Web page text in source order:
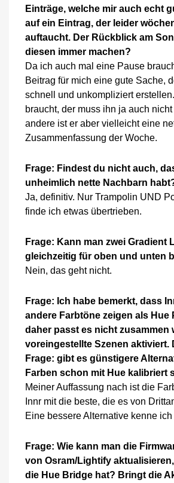
Einträge, welche mir auch echt
auf ein Eintrag, der leider
auftaucht. Der Rückblick am
diesen immer machen?
Da ich auch mal eine Pause
Beitrag für mich eine gute Sache,
schnell und unkompliziert
braucht, der muss ihn ja auch
andere ist er aber vielleicht eine
Zusammenfassung der Woche.
Frage: Findest du nicht auch,
unheimlich nette Nachbarn
Ja, definitiv. Nur Trampolin UND
finde ich etwas übertrieben.
Frage: Kann man zwei Gradient
gleichzeitig für oben und unten
Nein, das geht nicht.
Frage: Ich habe bemerkt, dass
andere Farbtöne zeigen als Hue
daher passt es nicht zusammen
voreingestellte Szenen aktiviert.
Frage: gibt es günstigere
Farben schon mit Hue kalibriert
Meiner Auffassung nach ist die
Innr mit die beste, die es von
Eine bessere Alternative kenne
Frage: Wie kann man die
von Osram/Lightify
die Hue Bridge hat? Bringt die